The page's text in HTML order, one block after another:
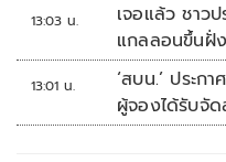
13:03 น.
เจอแล้ว ชาว
แกลลอนขึ้นฝั่
หลายวัน
13:01 น.
‘สบน.’ ประ
ผู้จองได้รับจัด